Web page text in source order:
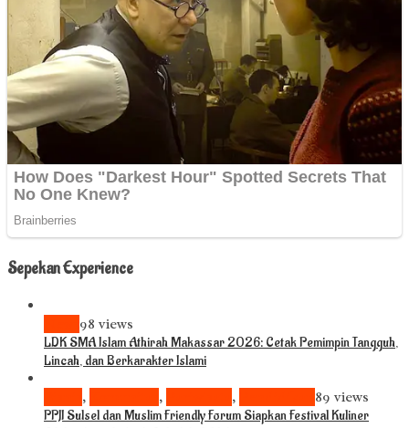
Sepekan Experience
98 views
LDK SMA Islam Athirah Makassar 2026: Cetak Pemimpin Tangguh,
Lincah, dan Berkarakter Islami
, , , 89 views
PPJI Sulsel dan Muslim Friendly Forum Siapkan Festival Kuliner